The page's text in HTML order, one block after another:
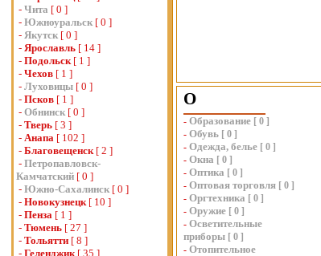
- Чита [ 0 ]
- Южноуральск [ 0 ]
- Якутск [ 0 ]
- Ярославль [ 14 ]
- Подольск[ 1 ]
- Чехов [ 1 ]
- Луховицы [ 0 ]
- Псков [ 1 ]
- Обнинск [ 0 ]
- Тверь [ 3 ]
- Анапа [ 102 ]
- Благовещенск[ 2 ]
- Петропавловск-
Камчатский [ 0 ]
- Южно-Сахалинск [ 0 ]
- Новокузнецк[ 10 ]
- Пенза [ 1 ]
- Тюмень [ 27 ]
- Тольятти [ 8 ]
- Геленджик[ 35 ]
О
- Образование [ 0 ]
- Обувь [ 0 ]
- Одежда, белье [ 0 ]
- Окна [ 0 ]
- Оптика [ 0 ]
- Оптовая торговля [ 0 ]
- Оргтехника [ 0 ]
- Оружие [ 0 ]
- Осветительные
приборы [ 0 ]
- Отопительное